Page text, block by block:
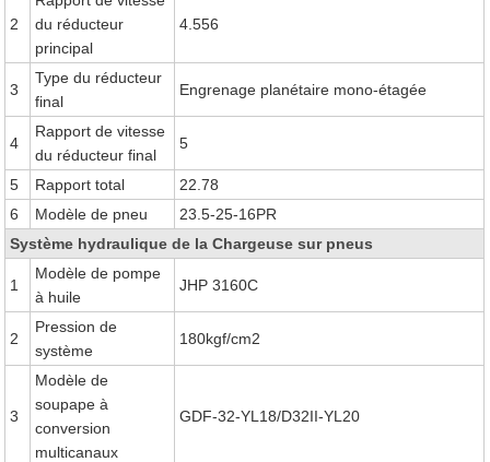
2
du réducteur
principal
4.556
3
Type du réducteur
final
Engrenage planétaire mono-étagée
4
Rapport de vitesse
du réducteur final
5
5 Rapport total
22.78
6
Modèle de pneu
23.5-25-16PR
Système hydraulique de la Chargeuse sur pneus
1
Modèle de pompe
à huile
JHP 3160C
2
Pression de
système
180kgf/cm2
3
Modèle de
soupape à
conversion
multicanaux
GDF-32-YL18/D32II-YL20